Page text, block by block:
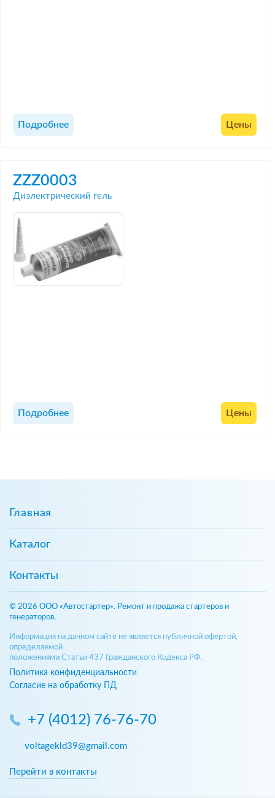
Подробнее Цены
ZZZ0003
Диэлектрический гель
Подробнее Цены
Главная
Каталог
Контакты
© 2026 ООО «Автостартер». Ремонт и продажа стартеров и
генераторов.
Информация на данном сайте не является публичной офертой,
определяемой
положениями Статьи 437 Гражданского Кодекса РФ.
Политика конфиденциальности
Согласие на обработку ПД
+7 (4012) 76-76-70
voltagekld39@gmail.com
Перейти в контакты